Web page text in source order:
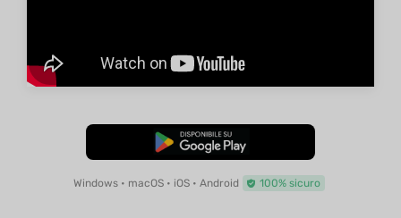
Download Gratis
Windows • macOS • iOS • Android 100% sicuro